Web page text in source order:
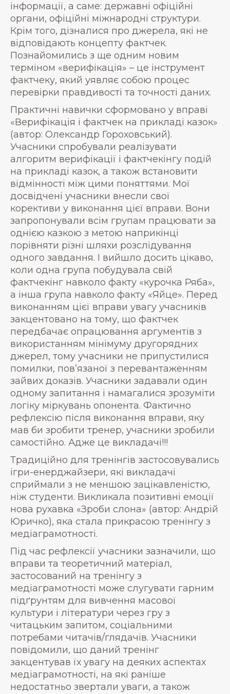
інформації, а саме: державні офіційні
органи, офіційні міжнародні структури.
Крім того, дізналися про джерела, які не
відповідають концепту фактчек.
Познайомились з ще одним новим
терміном «верифікація» – це інструмент
фактчеку, який уявляє собою процес
перевірки правдивості та точності даних.
Практичні навички сформовано у вправі
«Верифікація і фактчек на прикладі казок»
(автор: Олександр Гороховський).
Учасники спробували реалізувати
алгоритм верифікації і фактчекінгу подій
на прикладі казок, а також встановити
відмінності між цими поняттями. Мої
досвідчені учасники внесли свої
корективи у виконання цієї вправи. Вони
запропонували всім групам працювати за
однією казкою з метою наприкінці
порівняти різні шляхи розслідування
одного завдання. І вийшло досить цікаво,
коли одна група побудувала свій
фактчекінг навколо факту «курочка Ряба»,
а інша група навколо факту «Яйце». Перед
виконанням цієї вправи увагу учасників
закцентовано на тому, що фактчек
передбачає опрацювання аргументів з
використанням мінімуму другорядних
джерел, тому учасники не припустилися
помилки, пов’язаної з перевантаженням
зайвих доказів. Учасники задавали один
одному запитання і намагалися зрозуміти
логіку міркувань опонента. Фактично
рефлексію після виконання вправи, яку
мав би зробити тренер, учасники зробили
самостійно. Адже це викладачі!!!
Традиційно для тренінгів застосовувались
ігри-енерджайзери, які викладачі
сприймали з не меншою зацікавленістю,
ніж студенти. Викликала позитивні емоції
нова рухавка «Зроби слона» (автор: Андрій
Юричко), яка стала прикрасою тренінгу з
медіаграмотності.
Під час рефлексії учасники зазначили, що
вправи та теоретичний матеріал,
застосований на тренінгу з
медіаграмотності може слугувати гарним
підґрунтям для вивчення масової
культури і літератури через гру з
читацьким запитом, соціальними
потребами читачів/глядачів. Учасники
повідомили, що даний тренінг
закцентував їх увагу на деяких аспектах
медіаграмотності, на які раніше
недостатньо звертали уваги, а також